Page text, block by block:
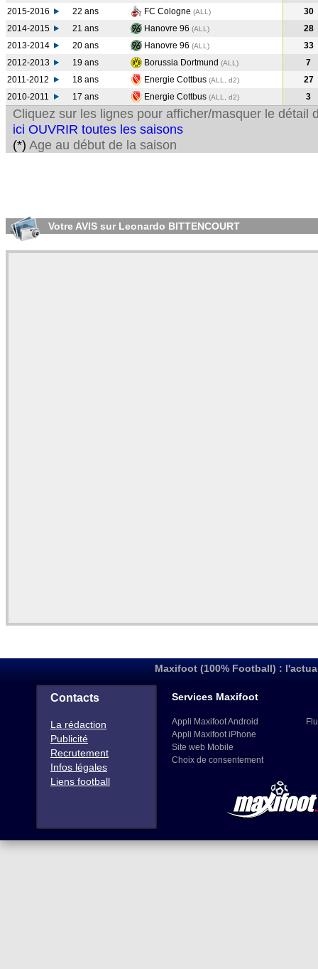
2015-2016
22 ans FC Cologne (ALL )
30
2014-2015
21 ans Hanovre 96 (ALL )
28
2013-2014
20 ans Hanovre 96 (ALL )
33
2012-2013
19 ans Borussia Dortmund (ALL )
7
2011-2012
18 ans Energie Cottbus (ALL, d2)
27
2010-2011
17 ans Energie Cottbus (ALL, d2) 3
Cliquez sur les lignes pour afficher/masquer le détail
ici OUVRIR toutes les saisons
(*) Age au début de la saison
Votre AVIS sur Leonardo BITTENCOURT
Maxifoot (100% Football) :
Contacts
La rédaction
Publicité
Recrutement
Infos légales
Liens football
Services Maxifoot
Appli Maxifoot Android
Appli Maxifoot iPhone
Site web Mobile
Choix de consentement